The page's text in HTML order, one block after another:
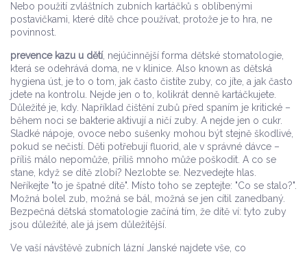
Nebo použití zvláštních zubních kartáčků s oblíbenými
postavičkami, které dítě chce používat, protože je to hra, ne
povinnost.
prevence kazu u dětí nejúčinnější forma dětské stomatologie,
která se odehrává doma, ne v klinice . Also known as dětská
hygiena úst , je to o tom, jak často čistíte zuby, co jíte, a jak často
jdete na kontrolu. Nejde jen o to, kolikrát denně kartáčkujete.
Důležité je, kdy. Například čištění zubů před spaním je kritické –
během noci se bakterie aktivují a ničí zuby. A nejde jen o cukr.
Sladké nápoje, ovoce nebo sušenky mohou být stejně škodlivé,
pokud se nečistí. Děti potřebují fluorid, ale v správné dávce –
příliš málo nepomůže, příliš mnoho může poškodit. A co se
stane, když se dítě zlobí? Nezlobte se. Nezvedejte hlas.
Neříkejte "to je špatné dítě". Místo toho se zeptejte: "Co se stalo?".
Možná bolel zub, možná se bál, možná se jen cítil zanedbaný.
Bezpečná dětská stomatologie začíná tím, že dítě ví: tyto zuby
jsou důležité, ale já jsem důležitější.
Ve vaší návštěvě zubních lázní Janské najdete vše, co